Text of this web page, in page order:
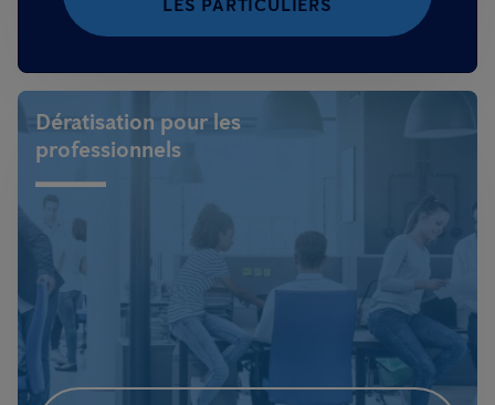
LES PARTICULIERS
Dératisation pour les
professionnels